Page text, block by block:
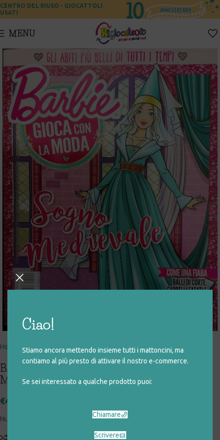
Ciao!
Stiamo ancora mettendo insieme tutti i mattoncini, ma
contiamo al più presto di attivare il nostro e-commerce.
Se sei interessato a qualche prodotto puoi:
Chiamare
Scrivere
CENTRO DEL RIUSO - GIOCATTOLI
USATI
MENU
Home giocattoli rigenerati didattici
BARBIE GIOCA CON LA MODA – SOGNO
MEDIEVALE
€4,50
Numero 9 del 2018 – Tante attività di moda con Barbie
Aggiungi alla lista desideri